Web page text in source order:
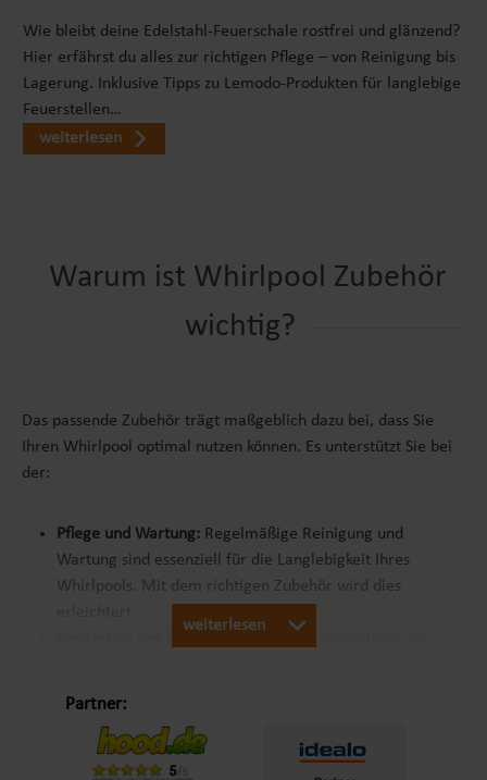
Saison – mit dieser LAY-Z-SPA Abdeckung machen
Sie Ihren Whirlpool komfortabler, sparsamer und
alltagstauglicher.
Wie bleibt deine Edelstahl-Feuerschale rostfrei und glänzend?
Hier erfährst du alles zur richtigen Pflege – von Reinigung bis
Lagerung. Inklusive Tipps zu Lemodo-Produkten für langlebige
Feuerstellen…
weiterlesen
Warum ist Whirlpool Zubehör
wichtig?
Das passende Zubehör trägt maßgeblich dazu bei, dass Sie
Ihren Whirlpool optimal nutzen können. Es unterstützt Sie bei
der:
Pflege und Wartung: Regelmäßige Reinigung und
Wartung sind essenziell für die Langlebigkeit Ihres
Whirlpools. Mit dem richtigen Zubehör wird dies
minimieren das Risiko von Unfällen.
Individualisierung:
weiterlesen
Partner: